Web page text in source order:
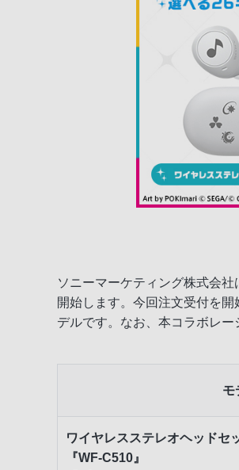
ソニーマーケティング株式会
開始します。今回注文受付を
デルです。なお、本コラボレ
モ
ワイヤレスステレオヘッドセ
『WF-C510』